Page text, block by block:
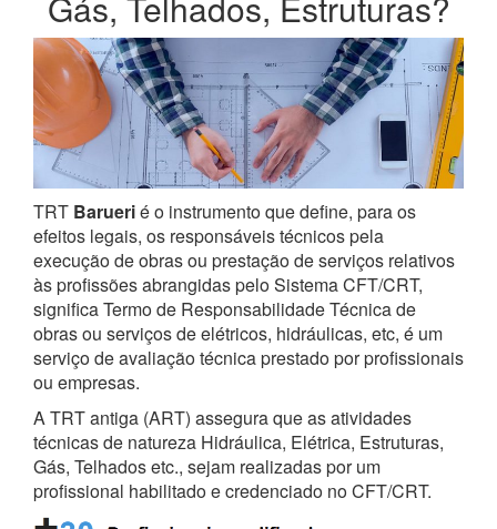
TRT Baruerié o instrumento que define, para os
efeitos legais, os responsáveis técnicos pela
execução de obras ou prestação de serviços relativos
às profissões abrangidas pelo Sistema CFT/CRT,
significa Termo de Responsabilidade Técnica de
obras ou serviços de elétricos, hidráulicas, etc, é um
serviço de avaliação técnica prestado por profissionais
ou empresas.
A TRT antiga (ART) assegura que as atividades
técnicas de natureza Hidráulica, Elétrica, Estruturas,
Gás, Telhados etc., sejam realizadas por um
profissional habilitado e credenciado no CFT/CRT.